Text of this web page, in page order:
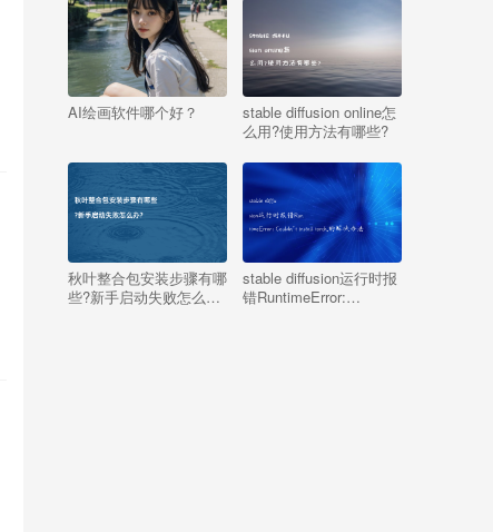
AI绘画软件哪个好？
stable diffusion online怎
么用?使用方法有哪些?
秋叶整合包安装步骤有哪
些?新手启动失败怎么
stable diffusion运行时报
错RuntimeError: